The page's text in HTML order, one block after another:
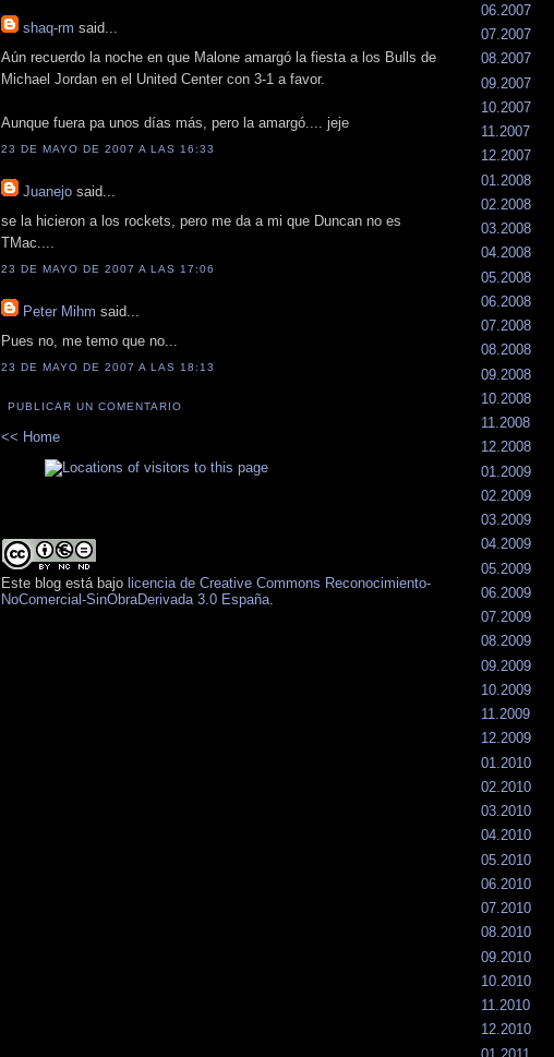
shaq-rm said...
Aún recuerdo la noche en que Malone amargó la fiesta a los Bulls de
Michael Jordan en el United Center con 3-1 a favor.
Aunque fuera pa unos días más, pero la amargó.... jeje
23 DE MAYO DE 2007 A LAS 16:33
Juanejo said...
se la hicieron a los rockets, pero me da a mi que Duncan no es
TMac....
23 DE MAYO DE 2007 A LAS 17:06
Peter Mihm said...
Pues no, me temo que no...
23 DE MAYO DE 2007 A LAS 18:13
PUBLICAR UN COMENTARIO
<< Home
06.2007
07.2007
08.2007
09.2007
10.2007
11.2007
12.2007
01.2008
02.2008
03.2008
04.2008
05.2008
06.2008
07.2008
08.2008
09.2008
10.2008
11.2008
12.2008
01.2009
02.2009
03.2009
04.2009
05.2009
06.2009
07.2009
08.2009
09.2009
10.2009
11.2009
12.2009
01.2010
02.2010
03.2010
04.2010
05.2010
06.2010
07.2010
08.2010
09.2010
10.2010
11.2010
12.2010
Este blog está bajo licencia de Creative Commons Reconocimiento-
NoComercial-SinObraDerivada 3.0 España.